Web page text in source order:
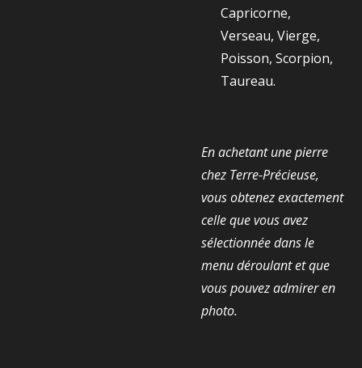
Capricorne,
Verseau, Vierge,
Poisson, Scorpion,
Taureau.
En achetant une pierre
chez Terre-Précieuse,
vous obtenez exactement
celle que vous avez
sélectionnée dans le
menu déroulant et que
vous pouvez admirer en
photo.